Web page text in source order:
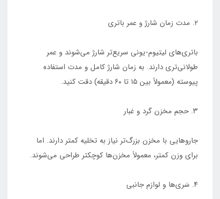
۲. مدت زمان شارژ و عمر باتری
باتری‌های لیتیوم-یونی سریع‌تر شارژ می‌شوند و عمر
طولانی‌تری دارند. به زمان شارژ کامل و مدت استفاده
پیوسته (معمولاً بین ۱۵ تا ۶۰ دقیقه) دقت کنید.
۳. حجم مخزن گرد و غبار
جاروهایی با مخزن بزرگ‌تر نیاز به تخلیه کمتر دارند. اما
برای وزن کمتر، معمولاً مخزن‌ها کوچکتر طراحی می‌شوند.
۴. سَری‌ها و لوازم جانبی